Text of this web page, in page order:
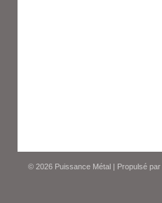
© 2026 Puissance Métal | Propulsé par